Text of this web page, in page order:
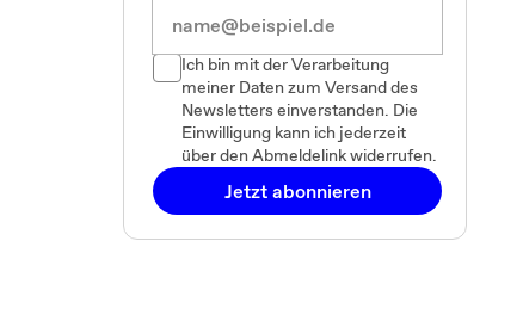
Ich bin mit der Verarbeitung
meiner Daten zum Versand des
Newsletters einverstanden. Die
Einwilligung kann ich jederzeit
über den Abmeldelink widerrufen.
Jetzt abonnieren